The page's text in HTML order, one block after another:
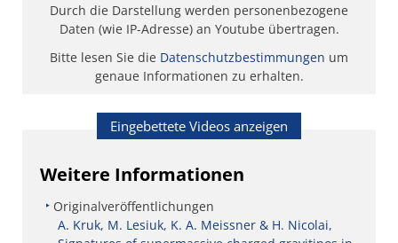
Durch die Darstellung werden personenbezogene
Daten (wie IP-Adresse) an Youtube übertragen.
Bitte lesen Sie die Datenschutzbestimmungen um
genaue Informationen zu erhalten.
Eingebettete Videos anzeigen
Weitere Informationen
Originalveröffentlichungen
A. Kruk, M. Lesiuk, K. A. Meissner & H. Nicolai,